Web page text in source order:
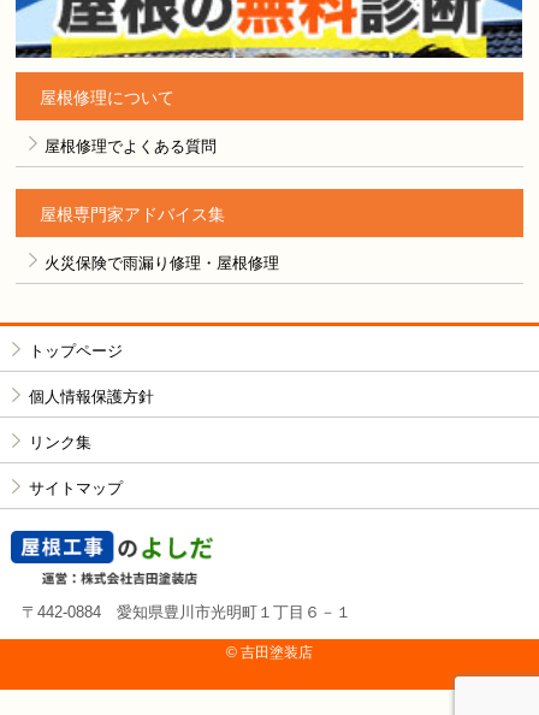
屋根修理について
屋根修理でよくある質問
屋根専門家アドバイス集
火災保険で雨漏り修理・屋根修理
トップページ
個人情報保護方針
リンク集
サイトマップ
〒442-0884 愛知県豊川市光明町１丁目６－１
© 吉⽥塗装店